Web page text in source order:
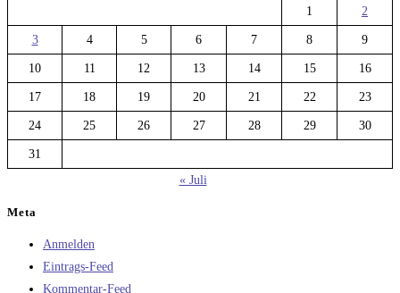
1 2
3 4 5 6 7 8 9
10 11 12 13 14 15 16
17 18 19 20 21 22 23
24 25 26 27 28 29 30
31
« Juli
Meta
Anmelden
Eintrags-Feed
Kommentar-Feed